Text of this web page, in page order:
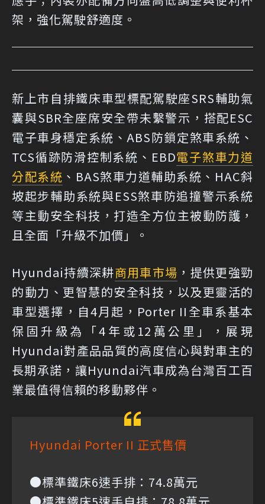
架，強化駕駛舒適度。
新上市自排鐵床車型標配駕駛座SRS輔助氣
囊與SBR全座席安全帶未繫警示，搭配ESC
電子車身穩定系統、ABS防鎖定煞車系統、
TCS循跡防滑控制系統、EBD電子煞車力道
分配系統 、BAS煞車力道輔助系統、HAC斜
坡起步輔助系統與ESS煞車防追撞警示系統
等主動安全科技，打造全方位主被動防護，
且全面「升級不加價」。
Hyundai持續深耕商用車市場 ，提供更強勁
的動力、更智慧的安全科技，以及更靈活的
車型選擇，自4月起，Porter II全車系基本
保固升級為「4年或12萬公里」，展現
Hyundai對產品品質的高度信心與對車主的
長期承諾，讓Hyundai汽車成為台灣百工百
業最值得信賴的移動夥伴。
Hyundai Porter II 正式售價
●標準鐵床6速手排：74.8萬元